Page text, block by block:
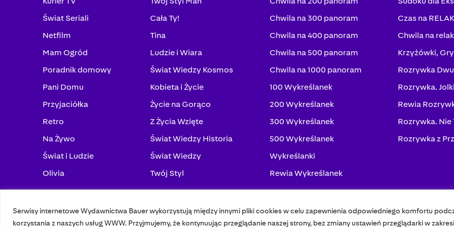
Serwisy internetowe Wydawnictwa Bauer wykorzystują między innymi pliki cookies w celu zapewnienia odpowiedniego komfortu
korzystania z naszych usług WWW. Przyjmujemy, że kontynuując przeglądanie naszej strony, bez zmiany ustawień przeglądarki w
Świat Seriali
Netfilm
Mam Ogród
Poradnik domowy
Pani Domu
Przyjaciółka
Retro
Na Żywo
Świat i Ludzie
Olivia
Cała Ty!
Tina
Ludzie i Wiara
Świat Wiedzy Kosmos
Kobieta i Życie
Życie na Gorąco
Z Życia Wzięte
Świat Wiedzy Historia
Świat Wiedzy
Twój Styl
Chwila na 300 panoram
Chwila na 400 panoram
Chwila na 500 panoram
Chwila na 1000 panoram
100 Wykreślanek
200 Wykreślanek
300 Wykreślanek
500 Wykreślanek
Wykreślanki
Rewia Wykreślanek
Czas na
Chwila na
Krzyżówki,
Rozrywka
Rozrywka. Jolki
Rewia
Rozrywka. Nie
Rozrywka z
© 2023 Bauer Media Group, All Rights Reserved.